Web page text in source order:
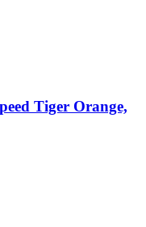
Tiger Orange,